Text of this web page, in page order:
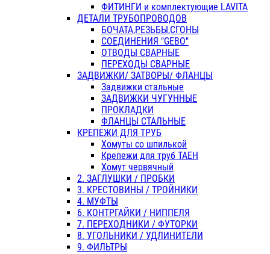
ФИТИНГИ и комплектующие LAVITA
ДЕТАЛИ ТРУБОПРОВОДОВ
БОЧАТА,РЕЗЬБЫ,СГОНЫ
СОЕДИНЕНИЯ "GEBO"
ОТВОДЫ СВАРНЫЕ
ПЕРЕХОДЫ СВАРНЫЕ
ЗАДВИЖКИ/ ЗАТВОРЫ/ ФЛАНЦЫ
Задвижки стальные
ЗАДВИЖКИ ЧУГУННЫЕ
ПРОКЛАДКИ
ФЛАНЦЫ СТАЛЬНЫЕ
КРЕПЕЖИ ДЛЯ ТРУБ
Хомуты со шпилькой
Крепежи для труб ТАЕН
Хомут червячный
2. ЗАГЛУШКИ / ПРОБКИ
3. КРЕСТОВИНЫ / ТРОЙНИКИ
4. МУФТЫ
6. КОНТРГАЙКИ / НИППЕЛЯ
7. ПЕРЕХОДНИКИ / ФУТОРКИ
8. УГОЛЬНИКИ / УДЛИНИТЕЛИ
9. ФИЛЬТРЫ